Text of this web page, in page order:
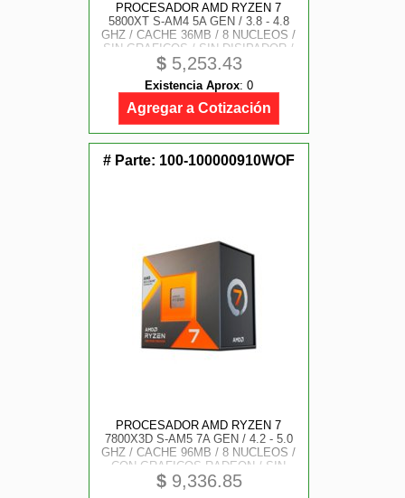
PROCESADOR AMD RYZEN 7
5800XT S-AM4 5A GEN / 3.8 - 4.8
GHZ / CACHE 36MB / 8 NUCLEOS /
SIN GRAFICOS / SIN DISIPADOR /
GAMER ALTO
$5,253.43
Existencia Aprox: 0
Agregar a Cotización
# Parte: 100-100000910WOF
PROCESADOR AMD RYZEN 7
7800X3D S-AM5 7A GEN / 4.2 - 5.0
GHZ / CACHE 96MB / 8 NUCLEOS /
CON GRAFICOS RADEON / SIN
DISIPADOR / GAMER ALTO
$9,336.85